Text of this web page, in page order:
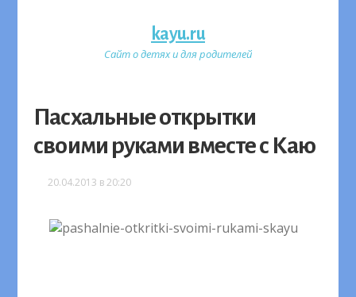
kayu.ru
Сайт о детях и для родителей
Пасхальные открытки
своими руками вместе с Каю
20.04.2013 в 20:20